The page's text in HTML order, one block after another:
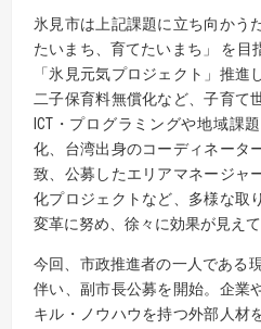
氷見市は上記課題に立ち向かう
たいまち、育てたいまち」 を目
「氷見元気プロジェクト」推
二子保育料無償化など、子育て
ICT・プログラミングや地域課
化、台湾出身のコーディネータ
致、公募したエリアマネージャ
化プロジェクトなど、多様な取
変革に努め、徐々に効果が見えて
今回、市政推進者の一人である
伴い、副市長公募を開始。企業
キル・ノウハウを持つ外部人材